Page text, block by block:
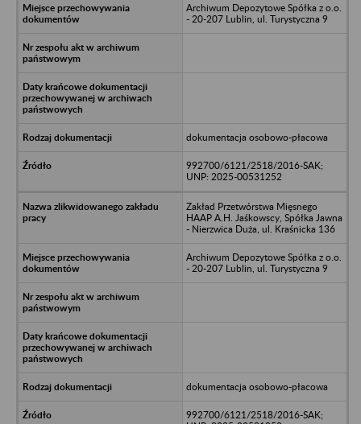
Archiwum Depozytowe Spółka z o.o.
- 20-207 Lublin, ul. Turystyczna 9
dokumentacja osobowo-płacowa
992700/6121/2518/2016-SAK;
UNP: 2025-00531252
Zakład Przetwórstwa Mięsnego
HAAP A.H. Jaśkowscy, Spółka Jawna
- Nierzwica Duża, ul. Kraśnicka 136
Archiwum Depozytowe Spółka z o.o.
- 20-207 Lublin, ul. Turystyczna 9
dokumentacja osobowo-płacowa
992700/6121/2518/2016-SAK;